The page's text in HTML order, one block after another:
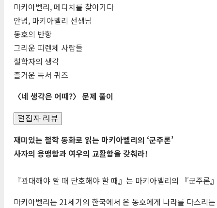
마키아벨리, 메디치를 찾아가다
안녕, 마키아벨리 선생님
동호의 반항
그리운 피렌체 사람들
철학자의 생각
즐거운 독서 퀴즈
〈네 생각은 어때?〉 문제 풀이
편집자 리뷰
재미있는 철학 동화로 읽는 마키아벨리의 ‘군주론’
사자의 용맹함과 여우의 교활함을 갖춰라!
『관대해야 할 때 단호해야 할 때』는 마키아벨리의 『군주
마키아벨리는 21세기의 한국에서 온 동호에게 나라를 다스리